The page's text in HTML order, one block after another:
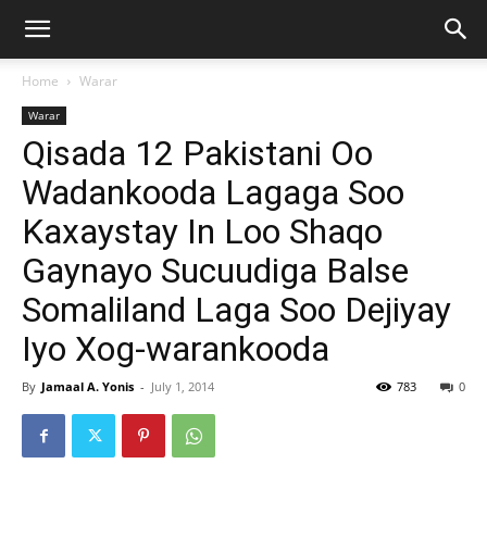
Home Warar
Warar
Qisada 12 Pakistani Oo
Wadankooda Lagaga Soo
Kaxaystay In Loo Shaqo
Gaynayo Sucuudiga Balse
Somaliland Laga Soo Dejiyay
Iyo Xog-warankooda
By Jamaal A. Yonis - July 1, 2014 0
783